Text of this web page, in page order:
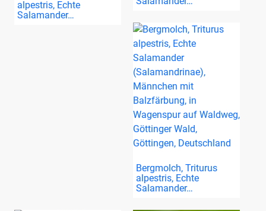
alpestris, Echte
Salamander…
Bergmolch, Triturus
alpestris, Echte
Salamander…